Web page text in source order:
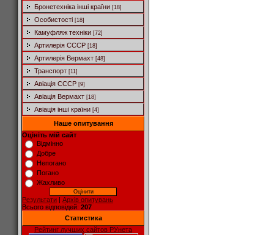
Бронетехніка інші країни [18]
Особистості [18]
Камуфляж техніки [72]
Артилерія СССР [18]
Артилерія Вермахт [48]
Транспорт [11]
Авіація СССР [9]
Авіація Вермахт [18]
Авіація інші країни [4]
Наше опитування
Оцініть мій сайт
Відмінно
Добре
Непогано
Погано
Жахливо
Результати | Архів опитувань
Всього відповідей: 207
Статистика
Рейтинг лучших сайтов РУнета